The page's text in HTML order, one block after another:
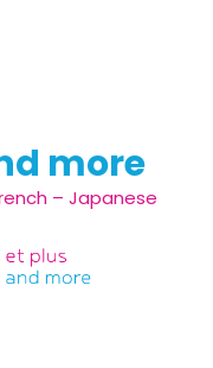
more
– Japanese